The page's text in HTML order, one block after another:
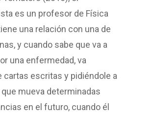
es un profesor de Física
una relación con una de
y cuando sabe que va a
una enfermedad, va
cartas escritas y pidiéndole a
mueva determinadas
en el futuro, cuando él